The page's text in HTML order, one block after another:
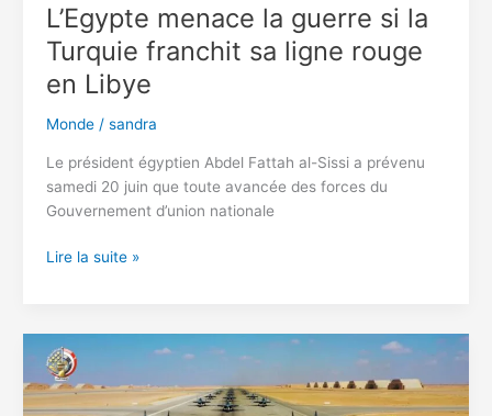
L’Egypte menace la guerre si la
Turquie franchit sa ligne rouge
en Libye
Monde/ sandra
Le président égyptien Abdel Fattah al-Sissi a prévenu
samedi 20 juin que toute avancée des forces du
Gouvernement d’union nationale
L’Egypte
si
la
Turquie
Lire la suite »